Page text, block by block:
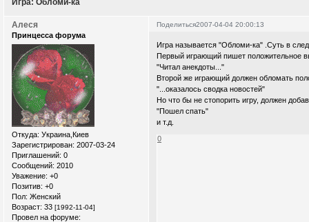
Поделиться2007-04-04 20:00:13
Алеся
Принцесса форума
Откуда: Украина,Киев
Зарегистрирован: 2007-03-24
Приглашений: 0
Сообщений: 2010
Уважение: +0
Позитив: +0
Пол: Женский
Возраст: 33 [1992-11-04]
Провел на форуме:
Игра называется "Обломи-ка" .Суть в
Первый играющий пишет положительное
"Читал анекдоты..."
Второй же играющий должен обломать
"...оказалось сводка новостей"
Но что бы не стопорить игру, должен
"Пошел спать"
и т.д.
0